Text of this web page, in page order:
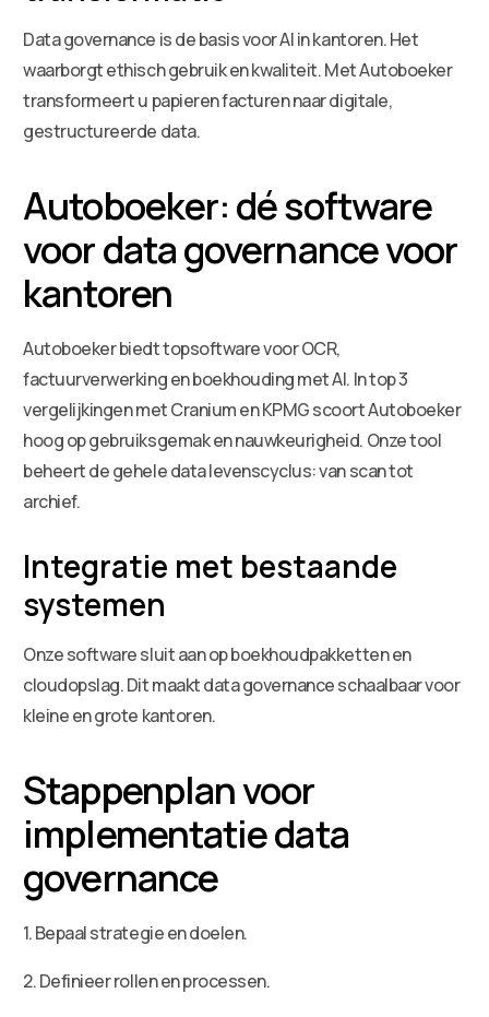
Data governance is de basis voor AI in kantoren. Het
waarborgt ethisch gebruik en kwaliteit. Met Autoboeker
transformeert u papieren facturen naar digitale,
gestructureerde data.
Autoboeker: dé software
voor data governance voor
kantoren
Autoboeker biedt topsoftware voor OCR,
factuurverwerking en boekhouding met AI. In top 3
vergelijkingen met Cranium en KPMG scoort Autoboeker
hoog op gebruiksgemak en nauwkeurigheid. Onze tool
beheert de gehele data levenscyclus: van scan tot
archief.
Integratie met bestaande
systemen
Onze software sluit aan op boekhoudpakketten en
cloudopslag. Dit maakt data governance schaalbaar voor
kleine en grote kantoren.
Stappenplan voor
implementatie data
governance
1. Bepaal strategie en doelen.
2. Definieer rollen en processen.